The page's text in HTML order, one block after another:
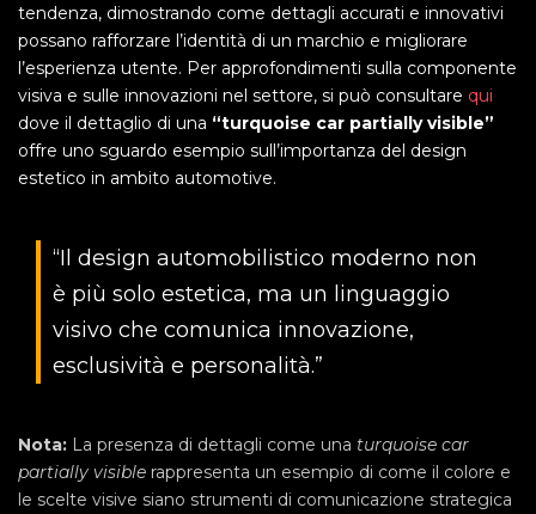
tendenza, dimostrando come dettagli accurati e innovativi
possano rafforzare l’identità di un marchio e migliorare
l’esperienza utente. Per approfondimenti sulla componente
visiva e sulle innovazioni nel settore, si può consultare qui
dove il dettaglio di una “turquoise car partially visible”
offre uno sguardo esempio sull’importanza del design
estetico in ambito automotive.
“Il design automobilistico moderno non
è più solo estetica, ma un linguaggio
visivo che comunica innovazione,
esclusività e personalità.”
Nota: La presenza di dettagli come una turquoise car
partially visible rappresenta un esempio di come il colore e
le scelte visive siano strumenti di comunicazione strategica